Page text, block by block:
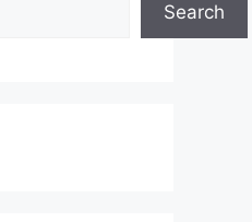
Search